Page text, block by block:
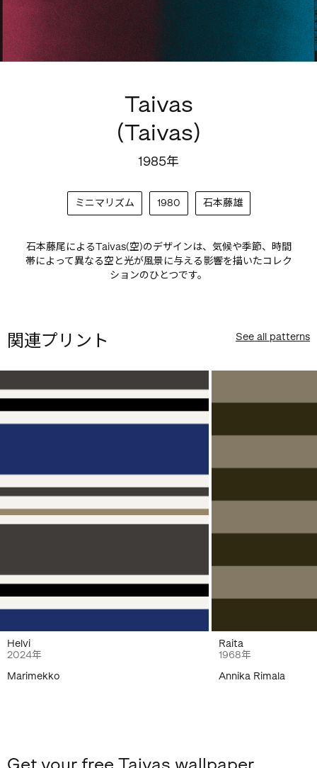
Taivas
(Taivas)
1985年
ミニマリズム 1980 石本藤雄
石本藤尾によるTaivas(空)のデザインは、気候や季節、時間
帯によって異なる空と光が風景に与える影響を描いたコレク
ションのひとつです。
関連プリント See all patterns
Helvi
2024年
Marimekko
Raita
1968年
Annika Rimala
Get your free Taivas wallpaper